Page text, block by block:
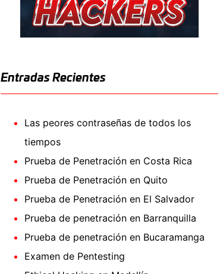
Entradas Recientes
Las peores contraseñas de todos los
tiempos
Prueba de Penetración en Costa Rica
Prueba de Penetración en Quito
Prueba de Penetración en El Salvador
Prueba de penetración en Barranquilla
Prueba de penetración en Bucaramanga
Examen de Pentesting